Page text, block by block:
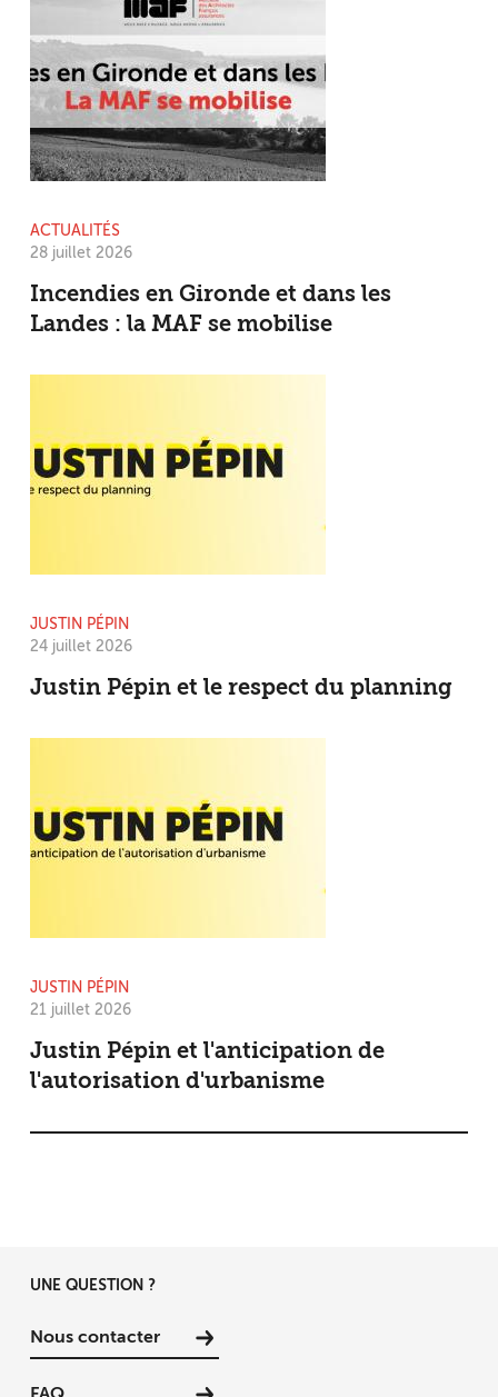
ACTUALITÉS
28 juillet 2026
Incendies en Gironde et dans les
Landes : la MAF se mobilise
JUSTIN PÉPIN
24 juillet 2026
Justin Pépin et le respect du planning
JUSTIN PÉPIN
21 juillet 2026
Justin Pépin et l'anticipation de
l'autorisation d'urbanisme
UNE QUESTION ?
Nous contacter